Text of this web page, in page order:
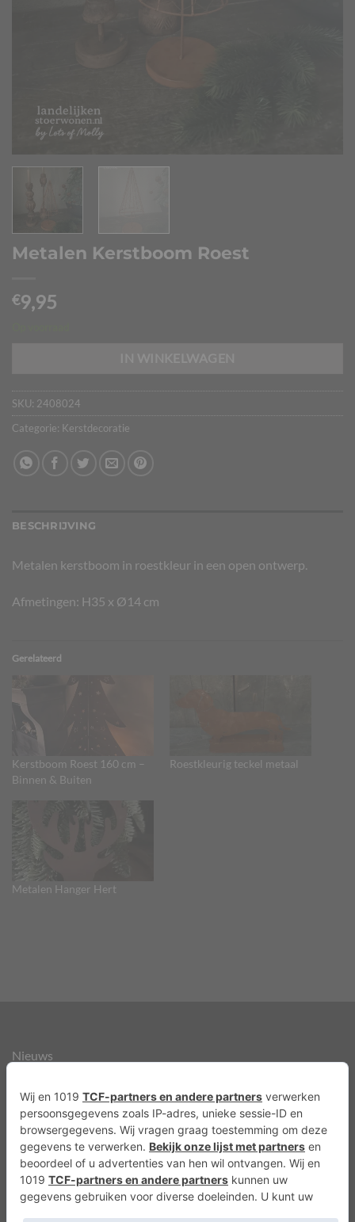
Metalen Kerstboom Roest
€9,95
SKU: 2408024
Categorie: Kerstdecoratie
BESCHRIJVING
Metalen kerstboom in roestkleur in een open ontwerp.
Afmetingen: H35 x Ø14 cm
Gerelateerd
Kerstboom Roest 160 cm –
Binnen & Buiten
Roestkleurig teckel metaal
Metalen Hanger Hert
Nieuws
Over ons
Agenda